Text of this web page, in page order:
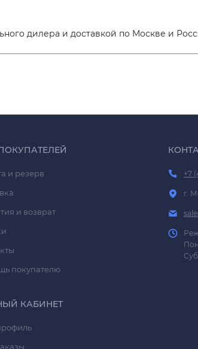
дилера и доставкой по Москве и
и резерв
и возврат
покупателю
КАБИНЕТ
+7
г.